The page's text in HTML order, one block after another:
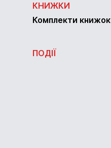
КНИЖКИ
Комплекти книжок
ПОДІЇ